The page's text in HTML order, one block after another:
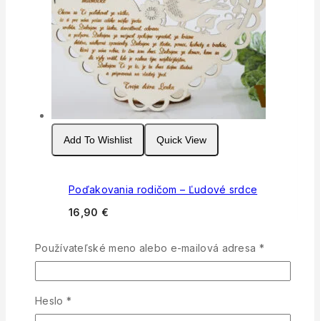
Add To Wishlist Quick View
Poďakovania rodičom – Ľudové srdce
16,90 €
Add To Wishlist
Používateľské meno alebo e-mailová adresa *Povinné
Heslo *